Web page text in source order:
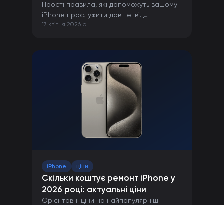
Прості правила, які допоможуть вашому
iPhone прослужити довше: від
правильної зарядки до захисту від
17 квітня 2026 р.
iPhone ціни
Скільки коштує ремонт iPhone у
2026 році: актуальні ціни
Орієнтовні ціни на найпопулярніші